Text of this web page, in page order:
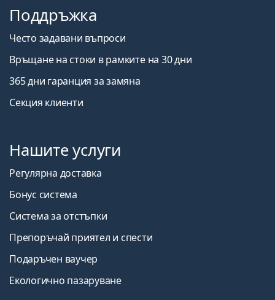
Поддръжка
Често задавани въпроси
Връщане на стоки в рамките на 30 дни
365 дни гаранция за замяна
Секция клиенти
Нашите услуги
Регулярна доставка
Бонус система
Система за отстъпки
Препоръчай приятел и спести
Подаръчен ваучер
Екологично пазаруване